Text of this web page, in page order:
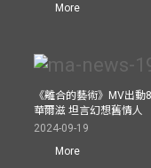
More
《離合的藝術》MV出
華爾滋 坦言幻想舊情人
2024-09-19
More